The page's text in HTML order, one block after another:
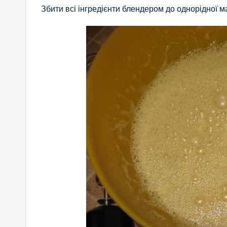
Збити всі інгредієнти блендером до однорідної